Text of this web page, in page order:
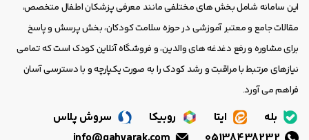
این سامانه شامل بخش های مختلفی مانند معرفی پزشکان اطفال متخصص،
مقالات جامع و معتبر آموزشی در حوزه سلامت کودکان، بخش پرسش و پاسخ
برای مشاوره و رفع دغدغه های والدین، و فروشگاه آنلاین کودک است که تمامی
نیازهای مرتبط با مراقبت و رشد کودک را به صورت یکپارچه و با دسترسی آسان
فراهم می آورد.
بله ایتا روبیکا
سروش پلاس